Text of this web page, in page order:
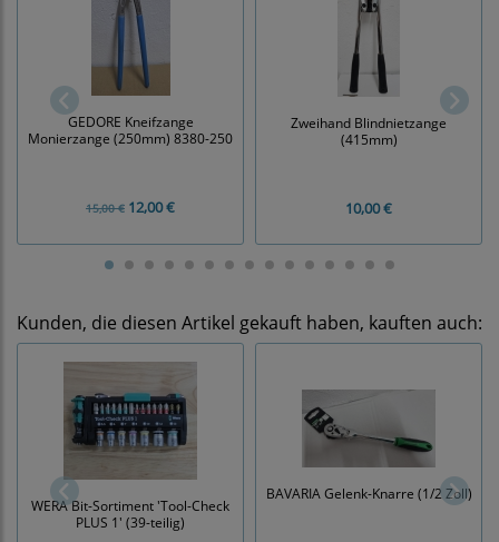
GEDORE Kneifzange
Monierzange (250mm) 8380-250
15,00 € 12,00 €
Zweihand Blindnietzange
(415mm)
10,00 €
Kunden, die diesen Artikel gekauft haben, kauften auch:
WERA Bit-Sortiment 'Tool-Check
PLUS 1' (39-teilig)
BAVARIA Gelenk-Knarre (1/2 Zoll)